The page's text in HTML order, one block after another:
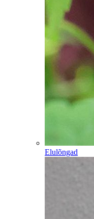
Elulõngad